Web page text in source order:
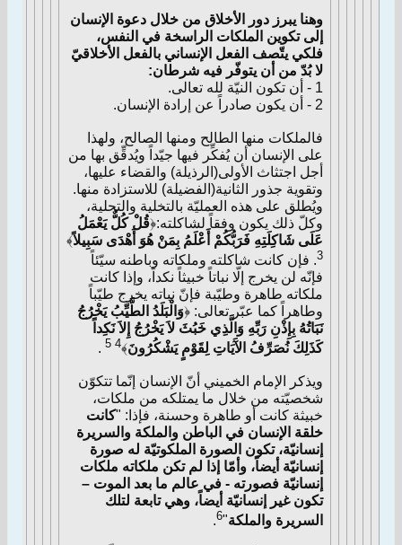
وهنا يبرز دور الأخلاق من خلال دعوة الإنسان
إلى تكوين الملكات الراسخة في النفس،
فلكي يتّصف الفعل الإنساني بالفعل الأخلاقيّ
لا بُدّ من أن يتوفّر فيه شرطان:
1 - أن تكون النيّة لله تعالى.
2 - أن يكون صادراً عن إرادة الإنسان.
فالملكات منها الطالح ومنها الصالح، ولهذا
على الإنسان أن يُفكِّر فيها جيّداً ويُدقِّق بها من
أجل اجتثاث الأولى(الرذيلة) والقضاء عليها،
وتقوية جذور الثانية(الفضيلة) للاستزادة منها.
ويُطلق على هذه العمليّة بالتخلية والتحلية،
وكلّ ذلك يكون وفقاً لشاكلته:﴿قُلْ كُلٌّ يَعْمَلُ
عَلَى شَاكِلَتِهِ فَرَبُّكُمْ أَعْلَمُ بِمَنْ هُوَ أَهْدَى سَبِيلاً﴾
3. فإن كانت شاكلته وملكاته وباطنه سيّئاً
فإنّه لن يخرج إلّا نباتاً خبيثاً نكداً، وإذا كانت
ملكاته طاهرة وطيّبة فإنّ نباته يخرج طيّباً
وطاهراً كما عبّر تعالى: ﴿وَالْبَلَدُ الطَّيِّبُ يَخْرُجُ
نَبَاتُهُ بِإِذْنِ رَبِّهِ وَالَّذِي خَبُثَ لاَ يَخْرُجُ إِلاَ نَكِداً
كَذَلِكَ نُصَرِّفُ الآَيَاتِ لِقَوْمٍ يَشْكُرُونَ﴾4 5
.
ويذكر الإمام الخميني أنّ الإنسان إنّما تتكوّن
شخصيّته من خلال ما يمتلكه من ملكات،
خبيثة كانت أو طاهرة وحسنة، فإذا: "كانت
خلقة الإنسان في الباطن والملكة والسريرة
إنسانيّة، تكون الصورة الملكوتيّة له صورة
إنسانيّة أيضاً، وأمّا إذا لم تكن ملكاته ملكات
إنسانيّة فصورته - في عالم ما بعد الموت –
تكون غير إنسانيّة أيضاً، وهي تابعة لتلك
السريرة والملكة"
6
.